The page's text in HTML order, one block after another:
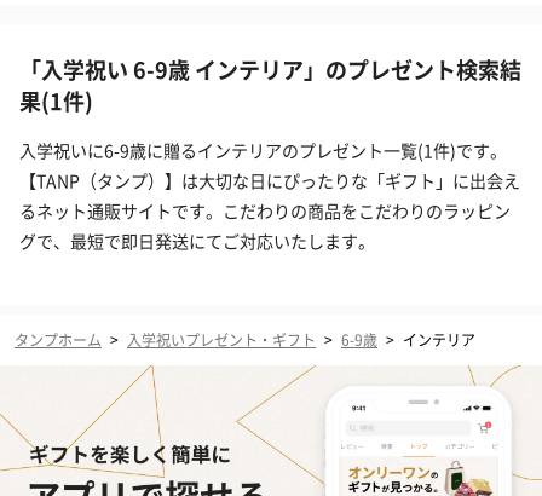
「入学祝い 6-9歳 インテリア」のプレゼント検索結
果(1件)
入学祝いに6-9歳に贈るインテリアのプレゼント一覧(1件)です。
【TANP（タンプ）】は大切な日にぴったりな「ギフト」に出会え
るネット通販サイトです。こだわりの商品をこだわりのラッピン
グで、最短で即日発送にてご対応いたします。
タンプホーム > 入学祝いプレゼント・ギフト > 6-9歳 > インテリア